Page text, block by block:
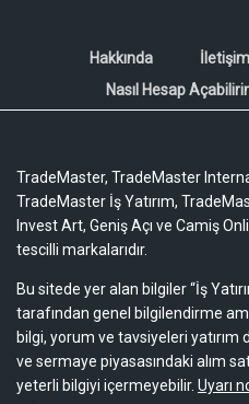
Hakkında İletişim
Nasıl Hesap
TradeMaster, TradeMaster
TradeMaster İş Yatırım,
Invest Art, Geniş Açı ve Camiş
tescilli markalarıdır.
Bu sitede yer alan bilgiler “İş
tarafından genel bilgilendirme
bilgi, yorum ve tavsiyeleri yatırım
ve sermaye piyasasındaki alım
yeterli bilgiyi içermeyebilir. Uyarı